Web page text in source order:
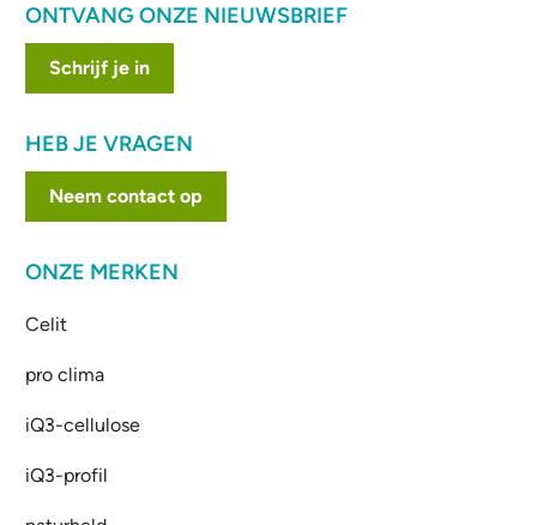
ONTVANG ONZE NIEUWSBRIEF
Schrijf je in
HEB JE VRAGEN
Neem contact op
ONZE MERKEN
Celit
pro clima
iQ3-cellulose
iQ3-profil